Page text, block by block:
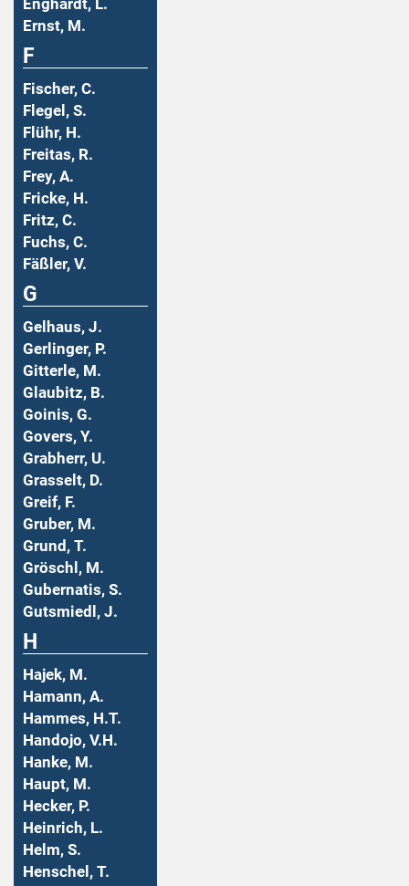
Enghardt, L.
Ernst, M.
F
Fischer, C.
Flegel, S.
Flühr, H.
Freitas, R.
Frey, A.
Fricke, H.
Fritz, C.
Fuchs, C.
Fäßler, V.
G
Gelhaus, J.
Gerlinger, P.
Gitterle, M.
Glaubitz, B.
Goinis, G.
Govers, Y.
Grabherr, U.
Grasselt, D.
Greif, F.
Gruber, M.
Grund, T.
Gröschl, M.
Gubernatis, S.
Gutsmiedl, J.
H
Hajek, M.
Hamann, A.
Hammes, H.T.
Handojo, V.H.
Hanke, M.
Haupt, M.
Hecker, P.
Heinrich, L.
Helm, S.
Henschel, T.